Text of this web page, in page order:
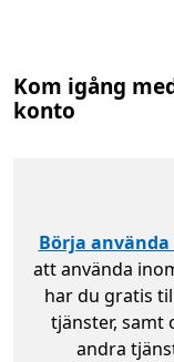
Kom igång
konto
Börja
att använda
har du gratis
tjänster, samt
andra